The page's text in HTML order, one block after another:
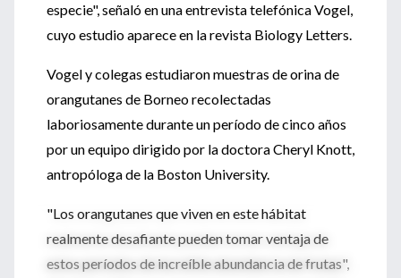
especie", señaló en una entrevista telefónica Vogel,
cuyo estudio aparece en la revista Biology Letters.
Vogel y colegas estudiaron muestras de orina de
orangutanes de Borneo recolectadas
laboriosamente durante un período de cinco años
por un equipo dirigido por la doctora Cheryl Knott,
antropóloga de la Boston University.
"Los orangutanes que viven en este hábitat
realmente desafiante pueden tomar ventaja de
estos períodos de increíble abundancia de frutas",